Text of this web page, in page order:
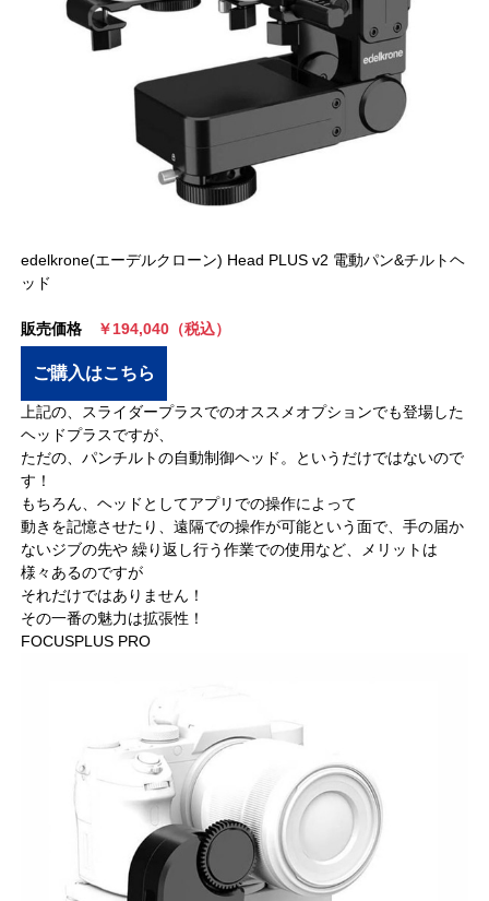
edelkrone(エーデルクローン) Head PLUS v2 電動パン&チルトヘ
ッド
販売価格 ￥194,040（税込）
ご購入はこちら
上記の、スライダープラスでのオススメオプションでも登場した
ヘッドプラスですが、
ただの、パンチルトの自動制御ヘッド。というだけではないので
す！
もちろん、ヘッドとしてアプリでの操作によって
動きを記憶させたり、遠隔での操作が可能という面で、手の届か
ないジブの先や 繰り返し行う作業での使用など、メリットは
様々あるのですが
それだけではありません！
その一番の魅力は拡張性！
FOCUSPLUS PRO